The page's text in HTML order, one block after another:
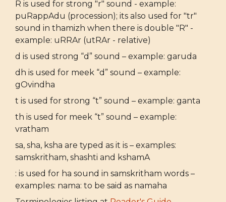
R is used for strong "r" sound - example:
puRappAdu (procession); its also used for "tr"
sound in thamizh when there is double "R" -
example: uRRAr (utRAr - relative)
d is used strong “d” sound – example: garuda
dh is used for meek “d” sound – example:
gOvindha
t is used for strong “t” sound – example: ganta
th is used for meek “t” sound – example:
vratham
sa, sha, ksha are typed as it is – examples:
samskritham, shashti and kshamA
: is used for ha sound in samskritham words –
examples: nama: to be said as namaha